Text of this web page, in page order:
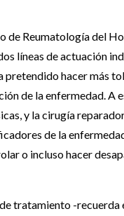
de Reumatología del
líneas de actuación
hacer más
de la enfermedad.
y la cirugía
de la
o incluso hacer
tratamiento -